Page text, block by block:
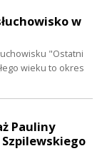
w
"Ostatni
wieku to okres
Pauliny